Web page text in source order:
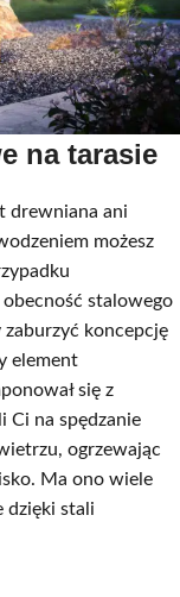
na tarasie
drewniana ani
możesz
stalowego
zaburzyć koncepcję
element
się z
Ci na spędzanie
ogrzewając
Ma ono wiele
dzięki stali